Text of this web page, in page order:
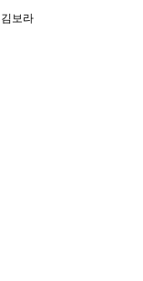
보라